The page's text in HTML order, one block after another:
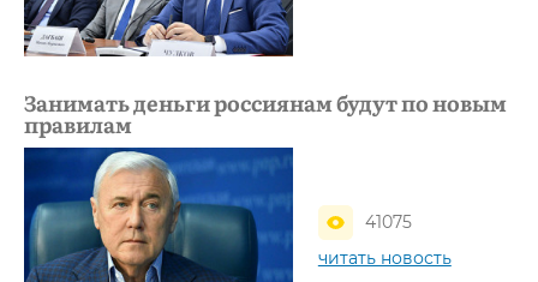
Занимать деньги россиянам будут по новым
правилам
41075
читать новость